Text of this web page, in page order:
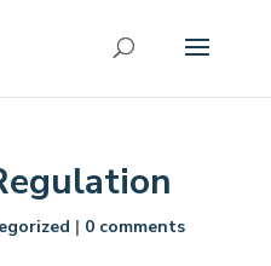
| 0 comments